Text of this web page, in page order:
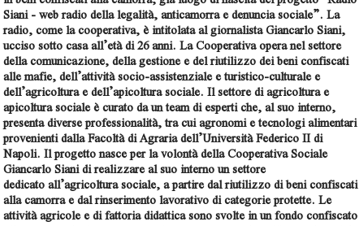
Siani - web radio della legalità, anticamorra e denuncia sociale”. La
radio, come la cooperativa, è intitolata al giornalistaGiancarlo Siani,
ucciso sotto casa all’età di 26 anni. La Cooperativa opera nel settore
della comunicazione, della gestione e del riutilizzo dei beni confiscati
alle mafie, dell’attività socio-assistenziale e turistico-culturale e
dell’agricoltura e dell’apicoltura sociale.Il settore di agricoltura e
apicoltura socialeè curato da unteam di espertiche, al suo interno,
presenta diverse professionalità, tra cui agronomi e tecnologi alimentari
provenienti dallaFacoltà di Agraria dell’Università Federico II di
Napoli. Il progetto nasce per la volontà della Cooperativa Sociale
Giancarlo Siani di realizzare al suo interno un settore
dedicatoall’agricoltura sociale, a partire dalriutilizzo di beni confiscati
alla camorra e dal rinserimento lavorativo di categorie protette.Le
attività agricole e di fattoria didattica sono svolte in unfondo confiscato